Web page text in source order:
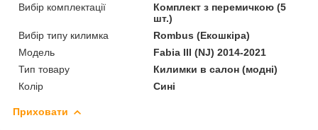
Вибір комплектації
Комплект з перемичкою (5
шт.)
Вибір типу килимка
Rombus (Екошкіра)
Мoдель
Fabia III (NJ) 2014-2021
Тип товару
Килимки в салон (модні)
Колір
Сині
Приховати